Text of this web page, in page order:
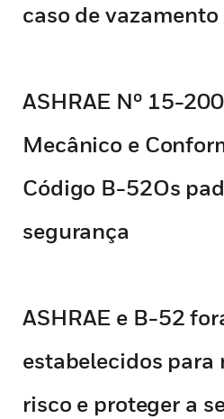
caso de
ASHRAE Nº 15-
Mecânico e
Código B-52Os
segurança
ASHRAE e B-52
estabelecidos
risco e proteger a